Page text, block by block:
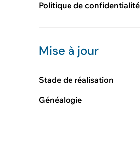
Politique de confidentialité
Mise à jour
Stade de réalisation
Généalogie